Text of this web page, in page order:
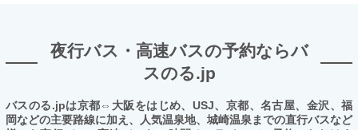
夜行バス・高速バスの予約ならバ
スのる.jp
バスのる.jpは京都⇔大阪をはじめ、USJ、京都、名古屋、金沢、福
岡などの主要路線に加え、人気温泉地、城崎温泉までの直行バスなど